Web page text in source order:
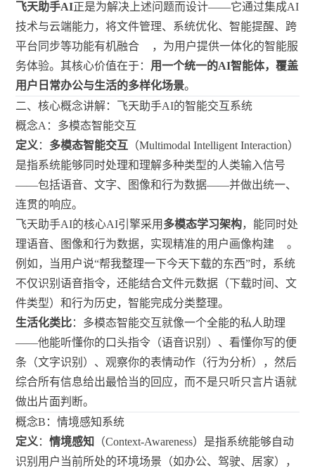
飞天助手AI正是为解决上述问题而设计——它通过集成AI
技术与云端能力，将文件管理、系统优化、智能提醒、跨
平台同步等功能有机融合
，为用户提供一体化的智能服
务体验。其核心价值在于： 用一个统一的AI智能体，覆盖
用户日常办公与生活的多样化场景。
二、核心概念讲解：飞天助手AI的智能交互系统
概念A：多模态智能交互
定义 ： 多模态智能交互 （Multimodal Intelligent Interaction）
是指系统能够同时处理和理解多种类型的人类输入信号
——包括语音、文字、图像和行为数据——并做出统一、
连贯的响应。
飞天助手AI的核心AI引擎采用 多模态学习架构，能同时处
理语音、图像和行为数据，实现精准的用户画像构建
。
例如，当用户说“帮我整理一下今天下载的东西”时，系统
不仅识别语音指令，还能结合文件元数据（下载时间、文
件类型）和行为历史，智能完成分类整理。
生活化类比：多模态智能交互就像一个全能的私人助理
——他能听懂你的口头指令（语音识别）、看懂你写的便
条（文字识别）、观察你的表情动作（行为分析），然后
综合所有信息给出最恰当的回应，而不是只听只言片语就
做出片面判断。
概念B：情境感知系统
定义 ：情境感知
（Context-Awareness）是指系统能够自动
识别用户当前所处的环境场景（如办公、驾驶、居家），